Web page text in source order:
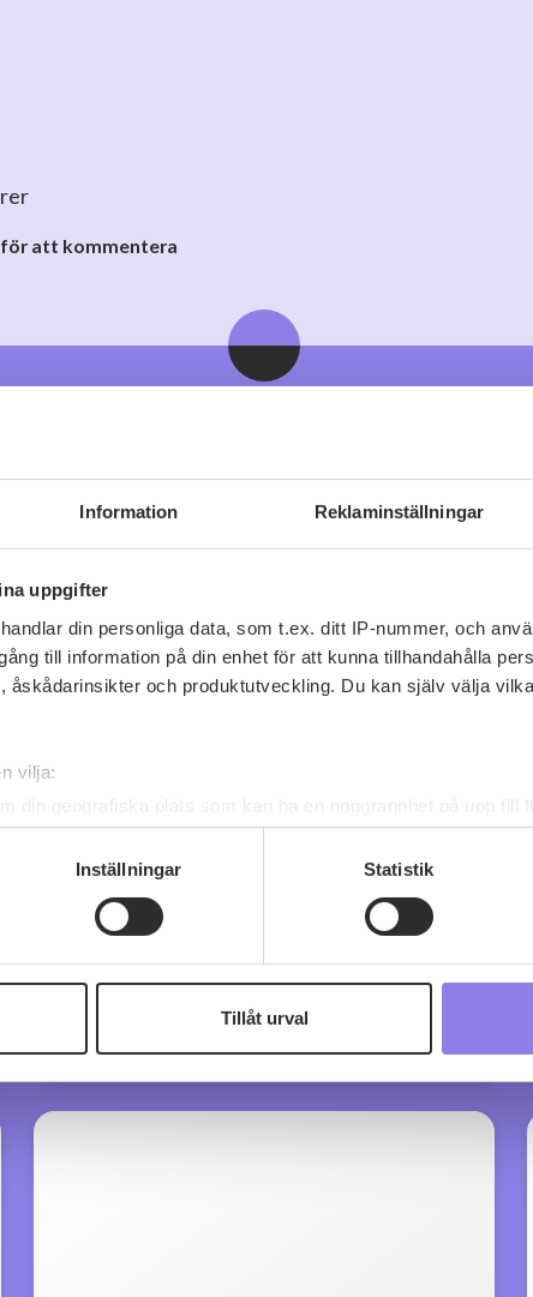
Information Reklaminställningar
uppgifter
din personliga data, som t.ex. ditt IP-nummer, och
till information på din enhet för att kunna tillhandahålla
åskådarinsikter och produktutveckling. Du kan själv välja
vilja:
din geografiska plats som kan ha en noggrannhet på upp till
att aktivt skanna den för specifika kännetecken
uppgifter behandlas och ställ in dina preferenser i
som helst från cookie-förklaringen.
intygar du att du är 25 år eller äldre.
har tillhandahållit eller som de har samlat in när du har
Inställningar Statistik
Tillåt urval
för att kommentera
Viner vi tror du gillar